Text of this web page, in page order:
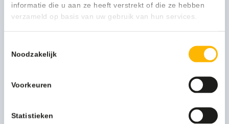
informatie die u aan ze heeft verstrekt of die ze hebben
verzameld op basis van uw gebruik van hun services.
Noodzakelijk
Voorkeuren
Statistieken
Beschrijving
dragen en is hij 35 procent lichter dan de concurrent.
Dankzij de snelle droging is hij ideaal voor de tussentijdse
en trappen. Met één hand te vervoeren door
8/1 C is vooral bijzonder geschikt voor het reinigen
van stofbekledingenen interieurs van voertuigen.